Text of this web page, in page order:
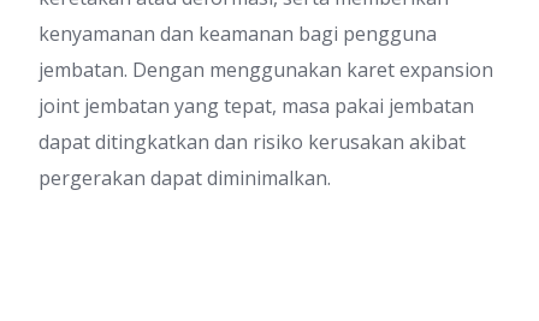
kenyamanan dan keamanan bagi pengguna
jembatan. Dengan menggunakan karet expansion
joint jembatan yang tepat, masa pakai jembatan
dapat ditingkatkan dan risiko kerusakan akibat
pergerakan dapat diminimalkan.